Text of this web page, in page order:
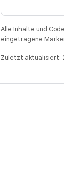
Alle Inhalte und
eingetragene
Zuletzt aktualisiert: